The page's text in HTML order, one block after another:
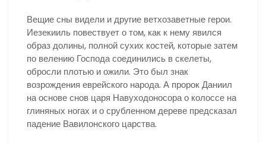
Вещие сны видели и другие ветхозаветные герои.
Иезекииль повествует о том, как к нему явился
образ долины, полной сухих костей, которые затем
по велению Господа соединились в скелеты,
обросли плотью и ожили. Это был знак
возрождения еврейского народа. А пророк Даниил
на основе снов царя Навуходоносора о колоссе на
глиняных ногах и о срубленном дереве предсказал
падение Вавилонского царства.